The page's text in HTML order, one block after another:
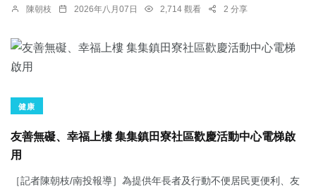
陳朝枝 2026年八月07日 2,714 觀看 2 分享
健康
友善無礙、幸福上樓 集集鎮田寮社區歡慶活動中心電梯啟
用
［記者陳朝枝/南投報導］為提供年長者及行動不便居民更便利、友